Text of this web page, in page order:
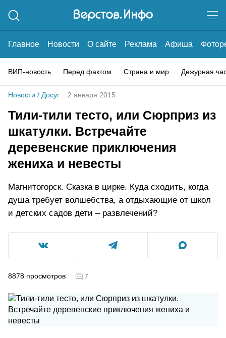
Главное Новости О сайте Реклама Афиша
ВИП-новость Перед фактом Страна и мир Дежурная
Новости / Досуг 2 января 2015
Тили-тили тесто, или Сюрприз из
шкатулки. Встречайте
деревенские приключения
жениха и невесты
Магнитогорск. Сказка в цирке. Куда сходить, когда
душа требует волшебства, а отдыхающие от школ
и детских садов дети – развлечений?
8878 просмотров 7